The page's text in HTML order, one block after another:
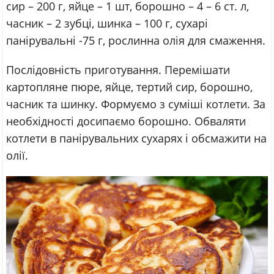
сир – 200 г, яйце – 1 шт, борошно – 4 – 6 ст. л,
часник – 2 зубці, шинка – 100 г, сухарі
панірувальні -75 г, рослинна олія для смаження.
Послідовність приготування. Перемішати
картопляне пюре, яйце, тертий сир, борошно,
часник та шинку. Формуємо з суміші котлети. За
необхідності досипаємо борошно. Обваляти
котлети в панірувальних сухарях і обсмажити на
олії.